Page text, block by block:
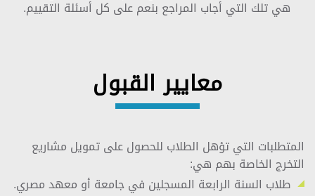
هي تلك التي أجاب المراجع بنعم على كل أسئلة التقييم.
معايير القبول
المتطلبات التي تؤهل الطلاب للحصول على تمويل مشاريع
التخرج الخاصة بهم هي:
طلاب السنة الرابعة المسجلين في جامعة أو معهد مصري.